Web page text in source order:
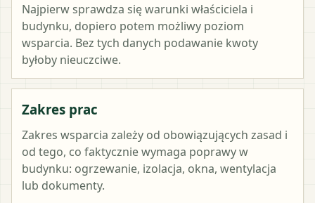
Najpierw sprawdza się warunki właściciela i
budynku, dopiero potem możliwy poziom
wsparcia. Bez tych danych podawanie kwoty
byłoby nieuczciwe.
Zakres prac
Zakres wsparcia zależy od obowiązujących zasad i
od tego, co faktycznie wymaga poprawy w
budynku: ogrzewanie, izolacja, okna, wentylacja
lub dokumenty.